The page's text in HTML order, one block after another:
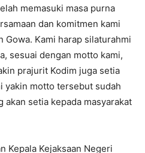
memasuki masa purna
dan komitmen kami
Gowa. Kami harap silaturahmi
sesuai dengan motto kami,
prajurit Kodim juga setia
yakin motto tersebut sudah
setia kepada masyarakat
Kepala Kejaksaan Negeri